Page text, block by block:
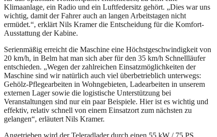
Klimaanlage, ein Radio und ein Luftfedersitz gehört. „Dies war uns
wichtig, damit der Fahrer auch an langen Arbeitstagen nicht
ermüdet.“, erklärt Nils Kramer die Entscheidung für die Komfort-
Ausstattung der Kabine.
Serienmäßig erreicht die Maschine eine Höchstgeschwindigkeit von
20 km/h, in Belm hat man sich aber für den 35 km/h Schnellläufer
entschieden. „Wegen der zahlreichen Einsatzmöglichkeiten der
Maschine sind wir natürlich auch viel überbetrieblich unterwegs:
Gehölz-Pflegearbeiten in Wohngebieten, Ladearbeiten in unserem
externen Lager sowie die logistische Unterstützung bei
Veranstaltungen sind nur ein paar Beispiele. Hier ist es wichtig und
effektiv, relativ schnell von einem Einsatzort zum nächsten zu
gelangen“, erläutert Nils Kramer.
Angetrieben wird der Teleradlader durch einen 55 kW / 75 PS